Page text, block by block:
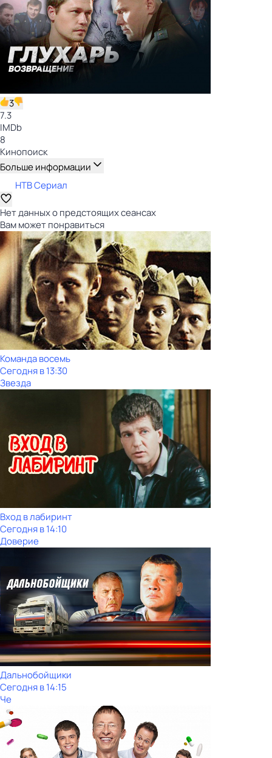
3
7.3
IMDb
8
Кинопоиск
Больше информации
НТВ Сериал
Нет данных о предстоящих сеансах
Вам может понравиться
Команда восемь
Сегодня в 13:30
Звезда
Вход в лабиринт
Сегодня в 14:10
Доверие
Дальнобойщики
Сегодня в 14:15
Че